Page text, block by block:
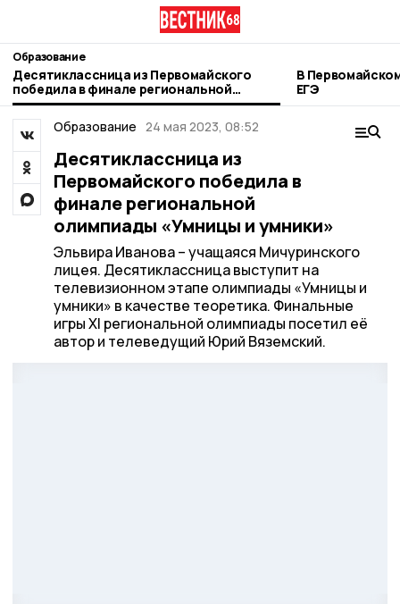
Образование
Десятиклассница из Первомайского
победила в финале региональной
олимпиады «Умницы и умники»
В
ЕГЭ
Образование 24 мая 2023, 08:52
Десятиклассница из
Первомайского победила в
финале региональной
олимпиады «Умницы и умники»
Эльвира Иванова – учащаяся Мичуринского
лицея. Десятиклассница выступит на
телевизионном этапе олимпиады «Умницы и
умники» в качестве теоретика. Финальные
игры XI региональной олимпиады посетил её
автор и телеведущий Юрий Вяземский.